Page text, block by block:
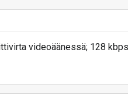
videoäänessä; 128